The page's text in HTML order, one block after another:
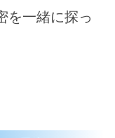
を一緒に探っ